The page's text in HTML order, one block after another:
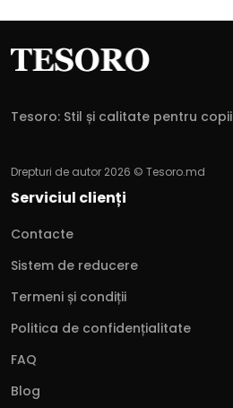
Tesoro: Stil și calitate pentru copii
Drepturi de autor 2026 © Tesoro.md
Serviciul clienți
Contacte
Sistem de reducere
Termeni și condiții
Politica de confidențialitate
FAQ
Blog